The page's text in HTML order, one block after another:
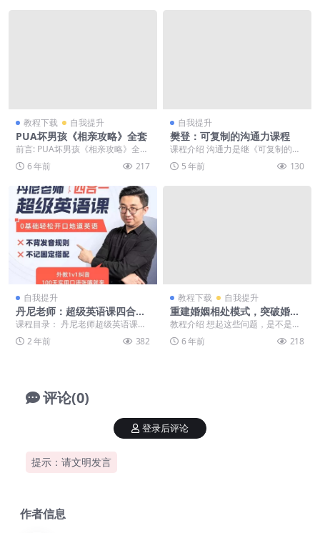
教程下载 自我提升
PUA坏男孩《相亲攻略》全套
前言: PUA坏男孩《相亲攻略》全
套，喜欢就下载吧。 正文: 相亲是
现社会最受单...
6 年前 217
自我提升
樊登：可复制的沟通力课程
课程介绍 沟通力是继《可复制的领
导力》之后又一门“可复制”系列课
程；内容提炼出沟...
5 年前 130
自我提升
丹尼老师：超级英语课四合一
课程视频课，价值398
课程目录： 丹尼老师超级英语课四
合一 001_英语字母与单词26讲-dan
ny声...2 年前 382
教程下载 自我提升
重建婚姻相处模式，突破婚姻
难题
教程介绍 想起这些问题，是不是特
别无奈？想找TA说说话却一直被嫌
弃，TA说啥都是...
6 年前 218
评论(0)
提示：请文明发言
登录后评论
作者信息